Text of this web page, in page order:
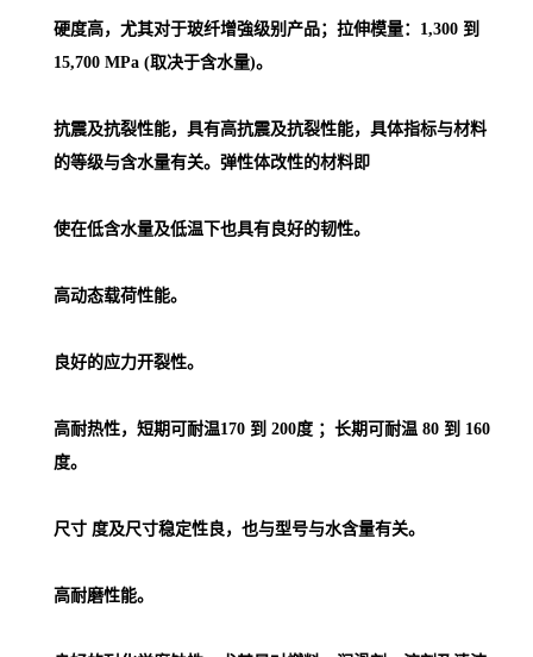
硬度高，尤其对于玻纤增強级别产品；拉伸模量：1,300 到
15,700 MPa (取决于含水量)。
抗震及抗裂性能，具有高抗震及抗裂性能，具体指标与材料
的等级与含水量有关。弹性体改性的材料即
使在低含水量及低温下也具有良好的韧性。
高动态载荷性能。
良好的应力开裂性。
高耐热性，短期可耐温170 到 200度 ；长期可耐温 80 到 160
度。
尺寸 度及尺寸稳定性良，也与型号与水含量有关。
高耐磨性能。